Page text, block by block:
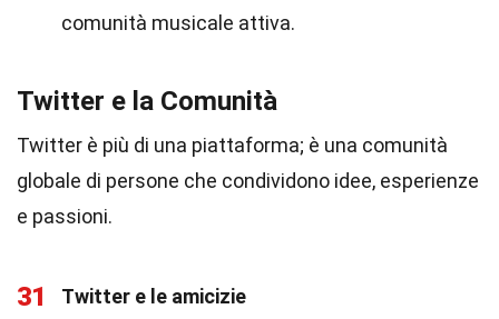
comunità musicale attiva.
Twitter e la Comunità
Twitter è più di una piattaforma; è una comunità
globale di persone che condividono idee, esperienze
e passioni.
31
Twitter e le amicizie